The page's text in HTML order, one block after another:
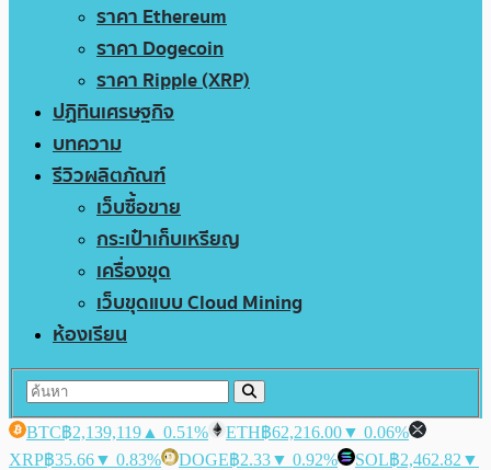
ราคา Ethereum
ราคา Dogecoin
ราคา Ripple (XRP)
ปฏิทินเศรษฐกิจ
บทความ
รีวิวผลิตภัณฑ์
เว็บซื้อขาย
กระเป๋าเก็บเหรียญ
เครื่องขุด
เว็บขุดแบบ Cloud Mining
ห้องเรียน
BTC฿2,139,119 ▲ 0.51% ETH฿62,216.00▼ 0.06%
XRP฿35.66▼ 0.83% DOGE฿2.33▼ 0.92% SOL฿2,462.82 ▼